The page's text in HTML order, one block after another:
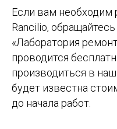
Если вам
Rancilio,
«Лаборатория
проводится
производиться в
будет известна
до начала работ.